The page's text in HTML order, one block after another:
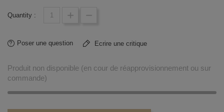
Quantity :
Poser une question Ecrire une critique
Produit non disponible (en cour de réapprovisionnement ou sur
commande)